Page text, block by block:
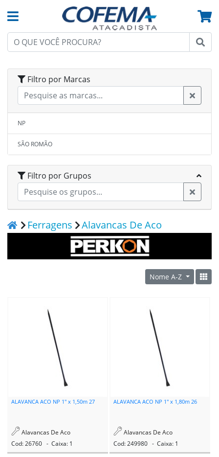
Filtro por Marcas
NP
SÃO ROMÃO
Filtro por Grupos
Ferragens Alavancas De Aco
Nome A-Z
ALAVANCA ACO NP 1" x 1,50m 27
Alavancas De Aco
Cod: 26760 - Caixa: 1
ALAVANCA ACO NP 1" x 1,80m 26
Alavancas De Aco
Cod: 249980 - Caixa: 1